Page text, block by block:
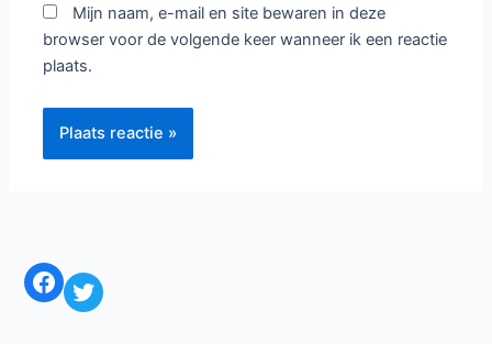
Mijn naam, e-mail en site bewaren in deze
browser voor de volgende keer wanneer ik een reactie
plaats.
Facebook Twitter